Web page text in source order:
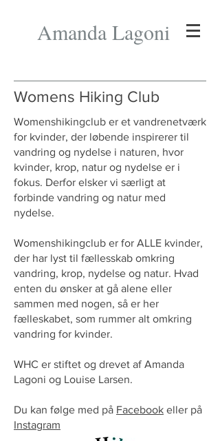
Amanda Lagoni
Womens Hiking Club
Womenshikingclub er et vandrenetværk
for kvinder, der løbende inspirerer til
vandring og nydelse i naturen, hvor
kvinder, krop, natur og nydelse er i
fokus. Derfor elsker vi særligt at
forbinde vandring og natur med
nydelse.
Womenshikingclub er for ALLE kvinder,
der har lyst til fællesskab omkring
vandring, krop, nydelse og natur. Hvad
enten du ønsker at gå alene eller
sammen med nogen, så er her
fælleskabet, som rummer alt omkring
vandring for kvinder.
WHC er stiftet og drevet af Amanda
Lagoni og Louise Larsen.
Du kan følge med på Facebook eller på
Instagram